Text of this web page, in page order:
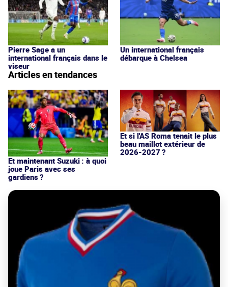
Pierre Sage a un
international français dans le
viseur
Un international français
débarque à Chelsea
Articles en tendances
Et maintenant Suzuki : à quoi
joue Paris avec ses
gardiens ?
Et si l'AS Roma tenait le plus
beau maillot extérieur de
2026-2027 ?